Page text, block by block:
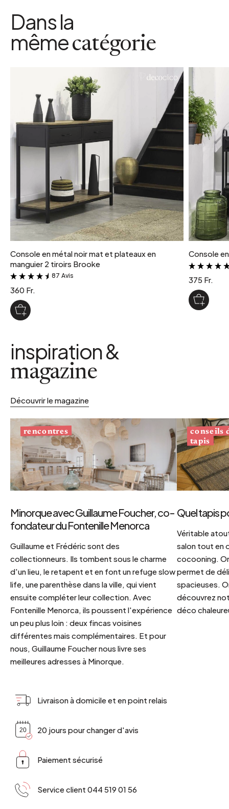
Dans la
mêmecatégorie
Console en métal noir mat et plateaux en
manguier 2 tiroirs Brooke
&
87 Avis
360 Fr.
Console
375 Fr.
inspiration &
magazine
Découvrir le magazine
rencontres
Minorque avec Guillaume Foucher, co-
fondateur du Fontenille Menorca
Guillaume et Frédéric sont des
collectionneurs. Ils tombent sous le charme
d'un lieu, le retapent et en font un refuge slow
life, une parenthèse dans la ville, qui vient
ensuite compléter leur collection. Avec
Fontenille Menorca, ils poussent l'expérience
un peu plus loin : deux fincas voisines
différentes mais complémentaires. Et pour
nous, Guillaume Foucher nous livre ses
meilleures adresses à Minorque.
conseils
tapis
Quel tapis
Véritable
salon tout en
cocooning.
permet de
spacieuses.
découvrez
déco
Livraison à domicile et en point relais
20 jours pour changer d'avis
Paiement sécurisé
Service client 044 519 01 56